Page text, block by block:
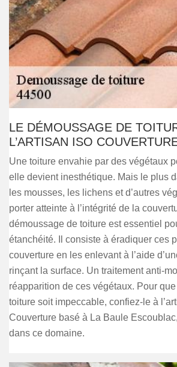
LE DÉMOUSSAGE DE
L’ARTISAN ISO
Une toiture envahie par des végétaux
elle devient inesthétique. Mais le plus
les mousses, les lichens et d’autres
porter atteinte à l’intégrité de la
démoussage de toiture est essentiel
étanchéité. Il consiste à éradiquer ces
couverture en les enlevant à l’aide
rinçant la surface. Un traitement anti-
réapparition de ces végétaux. Pour
toiture soit impeccable, confiez-le à
Couverture basé à La Baule
dans ce domaine.